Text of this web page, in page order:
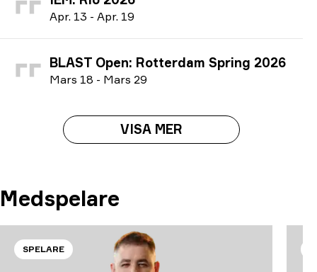
Apr. 13 - Apr. 19
BLAST Open: Rotterdam Spring 2026
Mars 18 - Mars 29
VISA MER
Medspelare
SPELARE